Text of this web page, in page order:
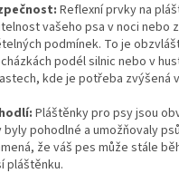
Reflexní prvky na
vašeho psa v noci nebo
podmínek. To je
podél silnic nebo v
kde je potřeba zvýšená
Pláštěnky pro psy jsou
byly pohodlné a umožňovaly
že váš pes může stále
pláštěnku.